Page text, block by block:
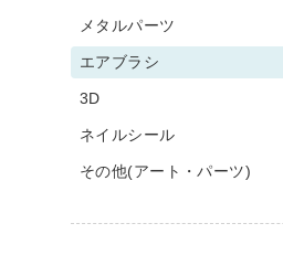
メタルパーツ
エアブラシ
3D
ネイルシール
その他(アート・パーツ)